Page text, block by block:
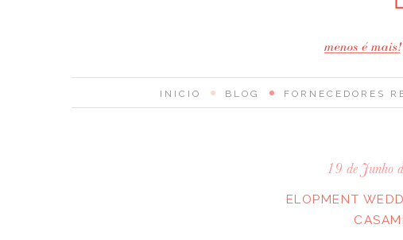
INICIO BLOG FORNECEDORES
19 de Junho
ELOPMENT